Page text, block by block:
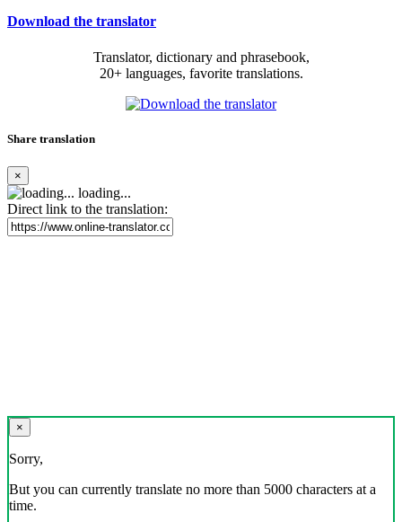
Download the translator
Translator, dictionary and phrasebook,
20+ languages, favorite translations.
Share translation
×
loading...
Direct link to the translation:
×
Sorry,
But you can currently translate no more than 5000 characters at a
time.